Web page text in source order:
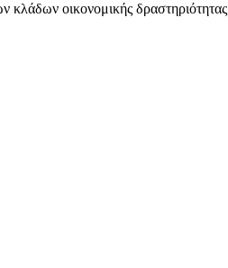
κλάδων οικονομικής δραστηριότητας